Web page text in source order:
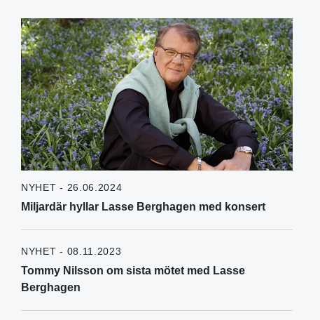
NYHET - 26.06.2024
Miljardär hyllar Lasse Berghagen med konsert
NYHET - 08.11.2023
Tommy Nilsson om sista mötet med Lasse
Berghagen